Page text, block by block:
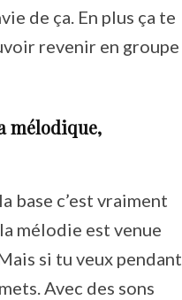
de ça. En plus ça te
revenir en groupe
mélodique,
base c’est vraiment
mélodie est venue
si tu veux pendant
Avec des sons